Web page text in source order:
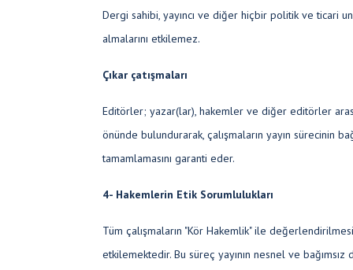
Dergi sahibi, yayıncı ve diğer hiçbir politik ve ticari
almalarını etkilemez.
Çıkar çatışmaları
Editörler; yazar(lar), hakemler ve diğer editörler
önünde bulundurarak, çalışmaların yayın sürecinin
tamamlamasını garanti eder.
4- Hakemlerin Etik Sorumlulukları
Tüm çalışmaların "Kör Hakemlik" ile
etkilemektedir. Bu süreç yayının nesnel ve